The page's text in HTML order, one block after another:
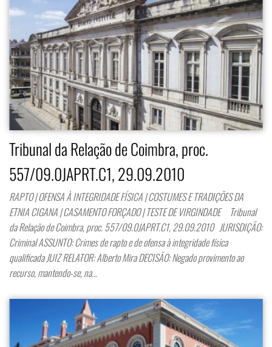
Tribunal da Relação de Coimbra, proc.
557/09.0JAPRT.C1, 29.09.2010
RAPTO | OFENSA À INTEGRIDADE FÍSICA | COSTUMES E TRADIÇÕES DA
ETNIA CIGANA | CASAMENTO FORÇADO | TESTE DE VIRGINDADE Tribunal
da Relação de Coimbra, proc. 557/09.0JAPRT.C1, 29.09.2010 JURISDIÇÃO:
Criminal ASSUNTO: Crimes de rapto e de ofensa à integridade física
qualificada JUIZ RELATOR: Alberto Mira DECISÃO: Negado provimento ao
recurso, mantendo-se, na…